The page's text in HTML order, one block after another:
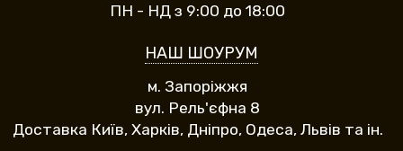
ПН - НД з 9:00 до 18:00
НАШ ШОУРУМ
м. Запоріжжя
вул. Рель'єфна 8
Доставка Київ, Харків, Дніпро, Одеса, Львів та ін.